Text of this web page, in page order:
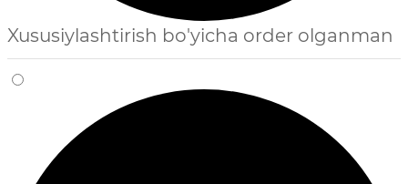
Xususiylashtirish bo'yicha order olganman